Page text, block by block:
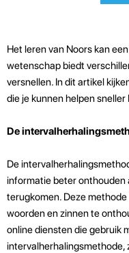
Het leren van Noors kan
wetenschap biedt
versnellen. In dit artikel
die je kunnen helpen sneller
De
De
informatie beter onthouden
terugkomen. Deze
woorden en zinnen te
online diensten die gebruik
intervalherhalingsmethode,